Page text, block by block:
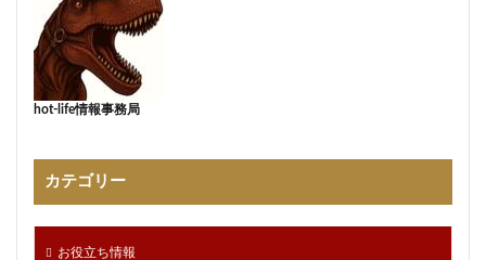
hot-life情報事務局
カテゴリー
お役立ち情報